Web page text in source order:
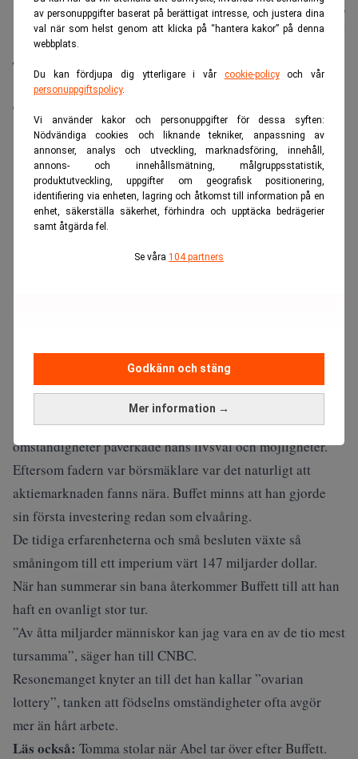
av personuppgifter baserat på berättigat intresse, och justera dina
val när som helst genom att klicka på “hantera kakor” på denna
webbplats.
Du kan fördjupa dig ytterligare i vår cookie-policyoch vår
personuppgiftspolicy.
Vi använder kakor och personuppgifter för dessa syften:
Nödvändiga cookies och liknande tekniker, anpassning av
annonser, analys och utveckling, marknadsföring, innehåll,
annons- och innehållsmätning, målgruppsstatistik,
produktutveckling, uppgifter om geografisk positionering,
identifiering via enheten, lagring och åtkomst till information på en
enhet, säkerställa säkerhet, förhindra och upptäcka bedrägerier
samt åtgärda fel.
Se våra 104 partners
Mer information →
Godkänn och stäng
Andersen Uppdaterad:21 juli 2026
Warren Buffett fyller 96 nästa månad. I en intervju
med CNBC ser han tillbaka på sin investeringskarriär
och beskriver den som ett resultat av tillfälligheter.
ANNONS
I intervjun återkommerWarren Buffetttill hur tidiga
omständigheter påverkade hans livsval och möjligheter.
Eftersom fadern var börsmäklare var det naturligt att
aktiemarknaden fanns nära. Buffet minns att han gjorde
sin första investering redan som elvaåring.
De tidiga erfarenheterna och små besluten växte så
småningom till ett imperium värt 147 miljarder dollar.
När han summerar sin bana återkommer Buffett till att han
haft en ovanligt stor tur.
”Av åtta miljarder människor kan jag vara en av de tio mest
tursamma”, säger han till CNBC.
Resonemanget knyter an till det han kallar ”ovarian
lottery”, tanken att födselns omständigheter ofta avgör
mer än hårt arbete.
Läs också: Tomma stolar när Abel tar över efter Buffett.